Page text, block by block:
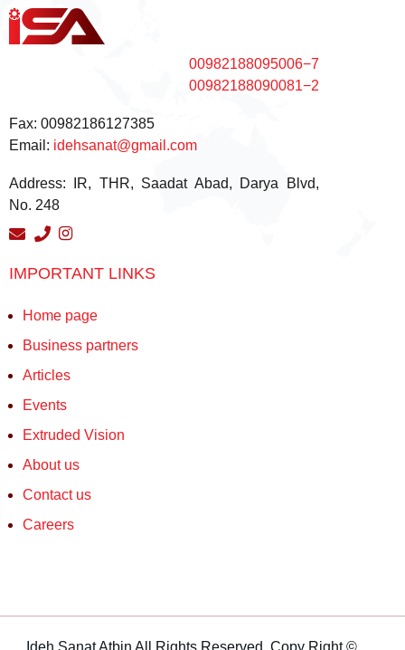
00982188095006−7
00982188090081−2
Fax: 00982186127385
Email: idehsanat@gmail.com
Address:
IR, THR, Saadat Abad, Darya Blvd,
No. 248
IMPORTANT LINKS
Home page
Business partners
Articles
Events
Extruded Vision
About us
Contact us
Careers
Ideh Sanat Atbin All Rights Reserved. Copy Right ©